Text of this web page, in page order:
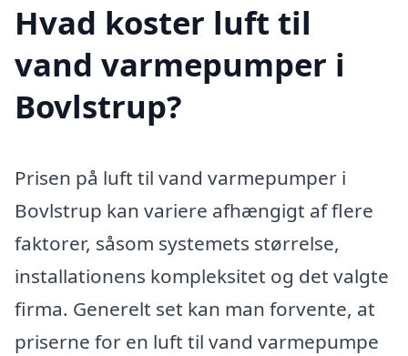
Hvad koster luft til
vand varmepumper i
Bovlstrup?
Prisen på luft til vand varmepumper i
Bovlstrup kan variere afhængigt af flere
faktorer, såsom systemets størrelse,
installationens kompleksitet og det valgte
firma. Generelt set kan man forvente, at
priserne for en luft til vand varmepumpe